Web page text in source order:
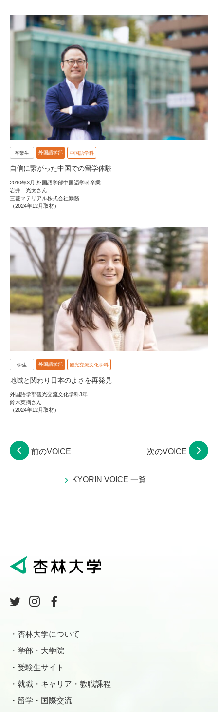
卒業生 外国語学部 中国語学科
自信に繋がった中国での留学体験
2010年3月 外国語学部中国語学科卒業
岩井 光太さん
三菱マテリアル株式会社勤務
（2024年12月取材）
学生 外国語学部 観光交流文化学科
地域と関わり日本のよさを再発見
外国語学部観光交流文化学科3年
鈴木菜摘さん
（2024年12月取材）
前のVOICE
KYORIN VOICE 一覧
次のVOICE
杏林大学について
学部・大学院
受験生サイト
就職・キャリア・教職課程
留学・国際交流